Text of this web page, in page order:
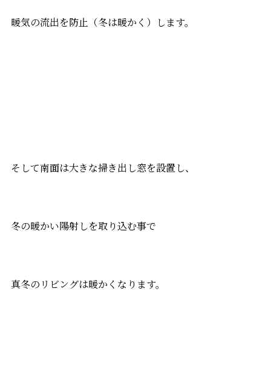
暖気の流出を防止（冬は暖かく）します。
そして南面は大きな掃き出し窓を設置し、
冬の暖かい陽射しを取り込む事で
真冬のリビングは暖かくなります。